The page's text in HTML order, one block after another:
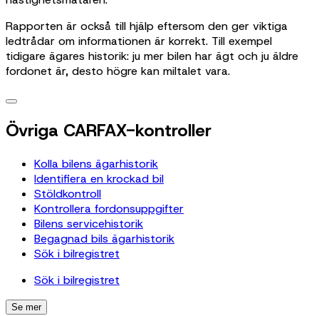
Rapporten är också till hjälp eftersom den ger viktiga
ledtrådar om informationen är korrekt. Till exempel
tidigare ägares historik: ju mer bilen har ägt och ju äldre
fordonet är, desto högre kan miltalet vara.
Övriga CARFAX-kontroller
Kolla bilens ägarhistorik
Identifiera en krockad bil
Stöldkontroll
Kontrollera fordonsuppgifter
Bilens servicehistorik
Begagnad bils ägarhistorik
Sök i bilregistret
Sök i bilregistret
Se mer